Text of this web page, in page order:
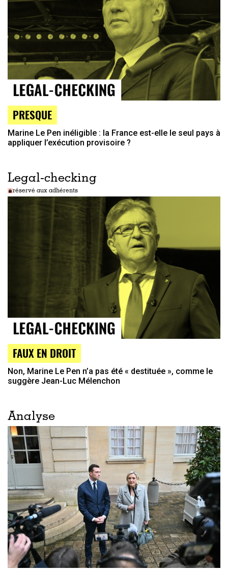
PRESQUE
Marine Le Pen inéligible : la France est-elle le seul pays à
appliquer l’exécution provisoire ?
Legal-checking
réservé aux adhérents
FAUX EN DROIT
Non, Marine Le Pen n’a pas été « destituée », comme le
suggère Jean-Luc Mélenchon
Analyse